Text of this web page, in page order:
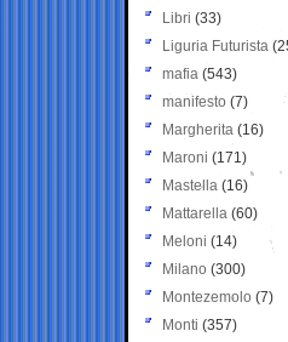
Libri (33)
Liguria Futurista
mafia (543)
manifesto (7)
Margherita (16)
Maroni (171)
Mastella (16)
Mattarella (60)
Meloni (14)
Milano (300)
Montezemolo (7)
Monti (357)